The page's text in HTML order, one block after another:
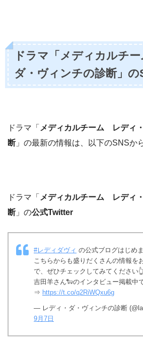
ドラマ「メディカルチ
ダ・ヴィンチの診断」の
ドラマ「 メディカルチーム レディ
断 」の最新の情報は、以下のSNSか
ドラマ「 メディカルチーム レディ
断 」の公式Twitter
#レディダヴィ の公式ブログはじめ
こちらからも盛りだくさんの情報を
で、ぜひチェックしてみてください
吉田羊さん🐑のインタビュー掲載中
⇒ https://t.co/q2RiWQxu6g
— レディ・ダ・ヴィンチの診断
9月7日